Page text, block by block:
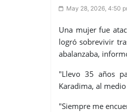
May 28, 2026, 4:50
Una mujer fue
logró sobrevivir
abalanzaba,
"Llevo 35 años
Karadima, al
"Siempre me